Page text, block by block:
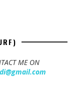
ME ON